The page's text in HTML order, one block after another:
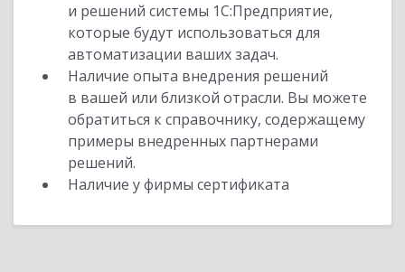
и решений системы 1С:Предприятие,
которые будут использоваться для
автоматизации ваших задач.
Наличие опыта внедрения решений
в вашей или близкой отрасли. Вы можете
обратиться к справочнику, содержащему
примеры внедренных партнерами
решений.
Наличие у фирмы сертификата